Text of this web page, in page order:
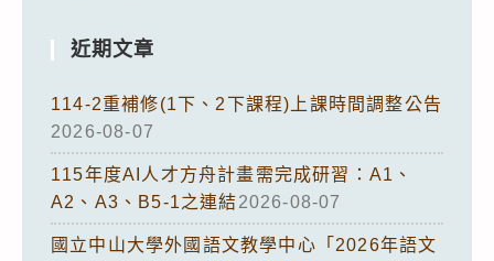
近期文章
114-2重補修(1下、2下課程)上課時間調整公告
2026-08-07
115年度AI人才方舟計畫需完成研習：A1、
A2、A3、B5-1之連結2026-08-07
國立中山大學外國語文教學中心「2026年語文